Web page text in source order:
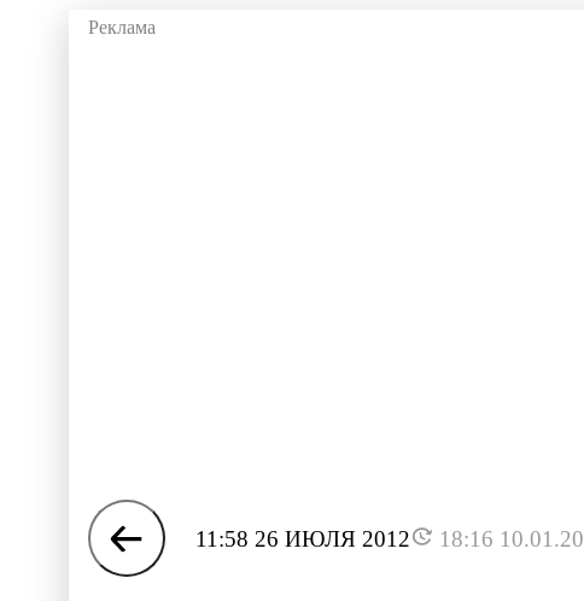
11:58 26 ИЮЛЯ 2012 18:16